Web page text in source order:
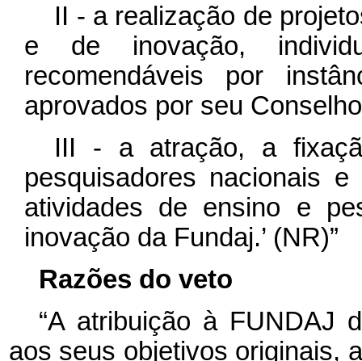
II - a realização de
e de inovação,
recomendáveis por
aprovados por seu
III - a atração, a
pesquisadores nacionais
atividades de ensino e
inovação da Fundaj.’ (NR)”
Razões do veto
“A atribuição à FUNDAJ
aos seus objetivos originais,